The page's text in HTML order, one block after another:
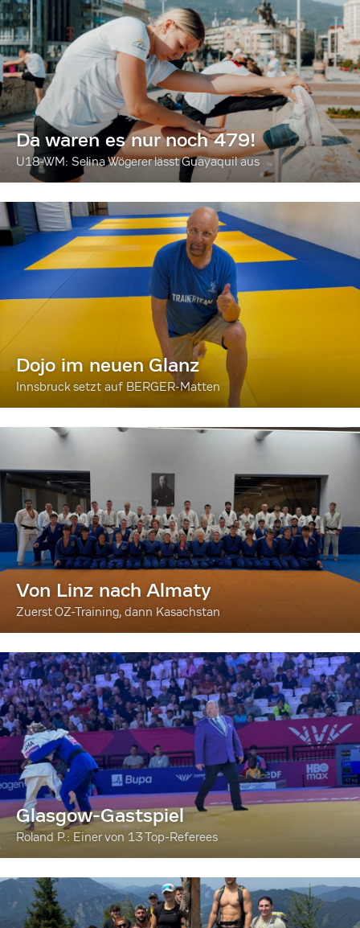
Da waren es nur noch 479!
U18-WM: Selina Wögerer lässt Guayaquil aus
Dojo im neuen Glanz
Innsbruck setzt auf BERGER-Matten
Von Linz nach Almaty
Zuerst OZ-Training, dann Kasachstan
Glasgow-Gastspiel
Roland P.: Einer von 13 Top-Referees